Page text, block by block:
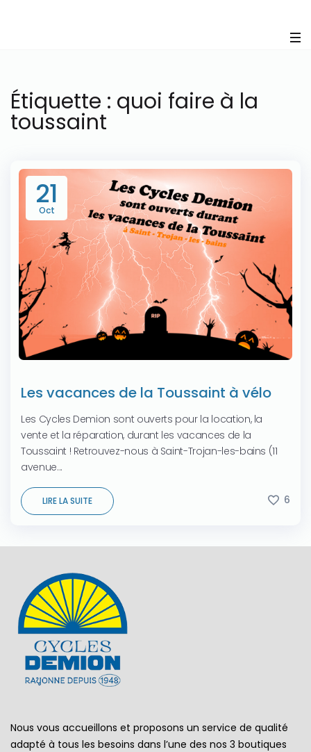
Étiquette : quoi faire à la
toussaint
21
Oct
Les vacances de la Toussaint à vélo
Les Cycles Demion sont ouverts pour la location, la
vente et la réparation, durant les vacances de la
Toussaint ! Retrouvez-nous à Saint-Trojan-les-bains (11
avenue...
LIRE LA SUITE 6
Nous vous accueillons et proposons un service de qualité
adapté à tous les besoins dans l’une des nos 3 boutiques